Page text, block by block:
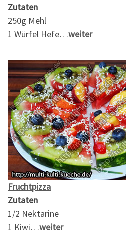
Zutaten
250g Mehl
1 Würfel Hefe…weiter
Fruchtpizza
Zutaten
1/2 Nektarine
1 Kiwi…weiter